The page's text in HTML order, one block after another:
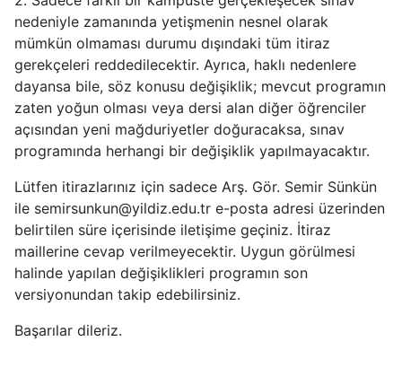
nedeniyle zamanında yetişmenin nesnel olarak
mümkün olmaması durumu dışındaki tüm itiraz
gerekçeleri reddedilecektir. Ayrıca, haklı nedenlere
dayansa bile, söz konusu değişiklik; mevcut programın
zaten yoğun olması veya dersi alan diğer öğrenciler
açısından yeni mağduriyetler doğuracaksa, sınav
programında herhangi bir değişiklik yapılmayacaktır.
Lütfen itirazlarınız için sadece Arş. Gör. Semir Sünkün
ile semirsunkun@yildiz.edu.tr e-posta adresi üzerinden
belirtilen süre içerisinde iletişime geçiniz. İtiraz
maillerine cevap verilmeyecektir. Uygun görülmesi
halinde yapılan değişiklikleri programın son
versiyonundan takip edebilirsiniz.
Başarılar dileriz.